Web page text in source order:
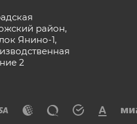
район,
Янино-1,
2